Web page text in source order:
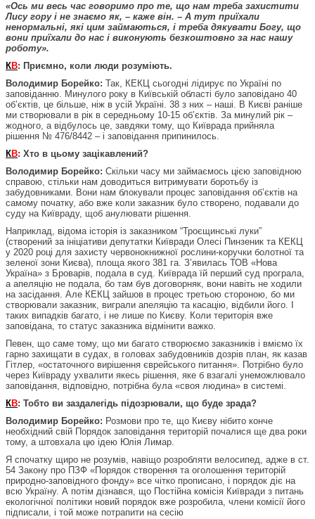
«Ось ми весь час говоримо про те, що нам треба захистити
Лису гору і не знаємо як, – каже він. – А тут приїхали
ненормальні, які цим займаються, і треба дякувати Богу, що
вони приїхали до нас і виконують безкоштовно за нас нашу
роботу».
КВ: Приємно, коли люди розуміють.
Володимир Борейко: Так, КЕКЦ сьогодні лідирує по Україні по
заповіданню. Минулого року в Київській області було заповідано 40
об’єктів, це більше, ніж в усій Україні. 38 з них – наші. В Києві раніше
ми створювали в рік в середньому 10-15 об’єктів. За минулий рік –
жодного, а відбулось це, завдяки тому, що Київрада прийняла
рішення № 476/8442 – і заповідання припинилось.
КВ: Хто в цьому зацікавлений?
Володимир Борейко: Скільки часу ми займаємось цією заповідною
справою, стільки нам доводиться витримувати боротьбу із
забудовниками. Вони нам блокували процес заповідання об’єктів на
самому початку, або вже коли заказник було створено, подавали до
суду на Київраду, щоб анулювати рішення.
Наприклад, відома історія із заказником “Троєщинські луки”
(створений за ініціативи депутатки Київради Олесі Пинзеник та КЕКЦ
у 2020 році для захисту червонокнижної рослини-коручки болотної та
зеленої зони Києва), площа якого 381 га. З’явилась ТОВ «Нова
Україна» з Броварів, подала в суд. Київрада їй перший суд програла,
а апеляцію не подала, бо там був договорняк, вони навіть не ходили
на засідання. Але КЕКЦ зайшов в процес третьою стороною, бо ми
створювали заказник, виграли апеляцію та касацію, відбили його. І
таких випадків багато, і не лише по Києву. Коли територія вже
заповідана, то статус заказника відмінити важко.
Певен, що саме тому, що ми багато створюємо заказників і вміємо їх
гарно захищати в судах, в головах забудовників дозрів план, як казав
Гітлер, «остаточного вирішення єврейського питання». Потрібно було
через Київраду ухвалити якесь рішення, яке б взагалі унеможлювало
заповідання, відповідно, потрібна була «своя людина» в системі.
КВ: Тобто ви заздалегідь підозрювали, що буде зрада?
Володимир Борейко: Розмови про те, що Києву нібито конче
необхідний свій Порядок заповідання територій почалися ще два роки
тому, а штовхала цю ідею Юлія Лимар.
Я спочатку щиро не розумів, навіщо розробляти велосипед, адже в ст.
54 Закону про ПЗФ «Порядок створення та оголошення територій
природно-заповідного фонду» все чітко прописано, і порядок діє на
всю Україну. А потім дізнався, що Постійна комісія Київради з питань
екологічної політики новий порядок вже розробила, члени комісії його
підписали, і той може потрапити на сесію